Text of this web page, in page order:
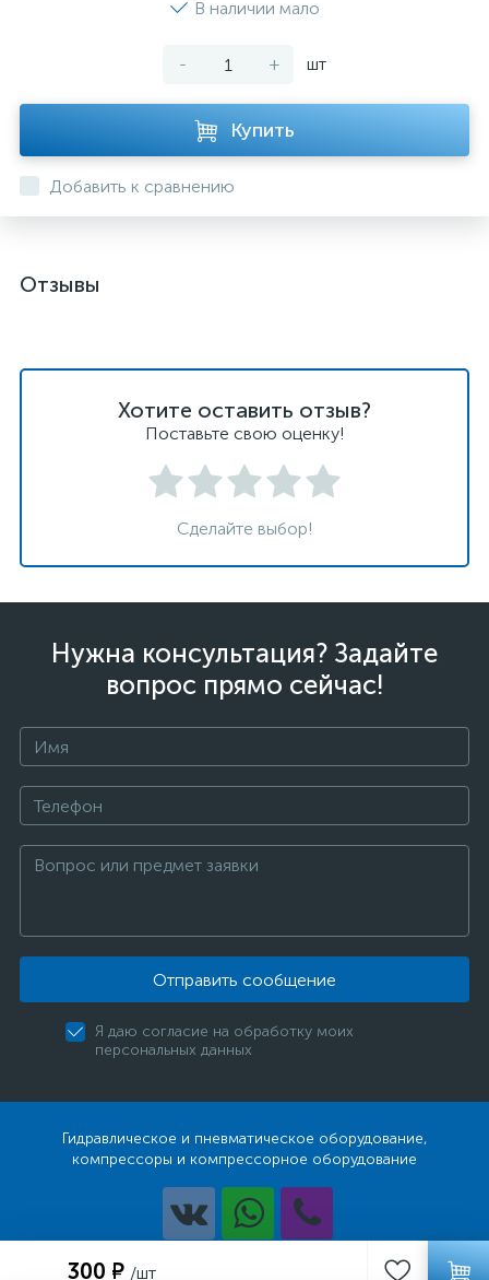
300 ₽ /шт
В наличии мало
- + шт
Купить
Добавить к сравнению
Отзывы
Хотите оставить отзыв?
Поставьте свою оценку!
Сделайте выбор!
Нужна консультация? Задайте
вопрос прямо сейчас!
Отправить сообщение
Я даю согласие на обработку моих
персональных данных
Гидравлическое и пневматическое оборудование,
компрессоры и компрессорное оборудование